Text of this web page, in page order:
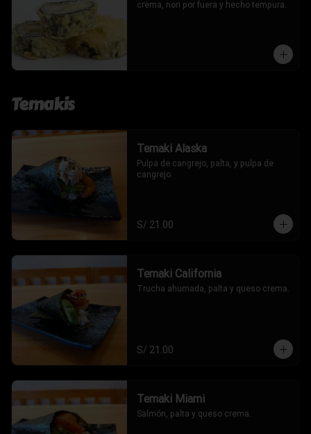
crema, nori por fuera y hecho tempura.
Temakis
Temaki Alaska
Pulpa de cangrejo, palta, y pulpa de
cangrejo.
S/ 21.00
Temaki California
Trucha ahumada, palta y queso crema.
S/ 21.00
Temaki Miami
Salmón, palta y queso crema.